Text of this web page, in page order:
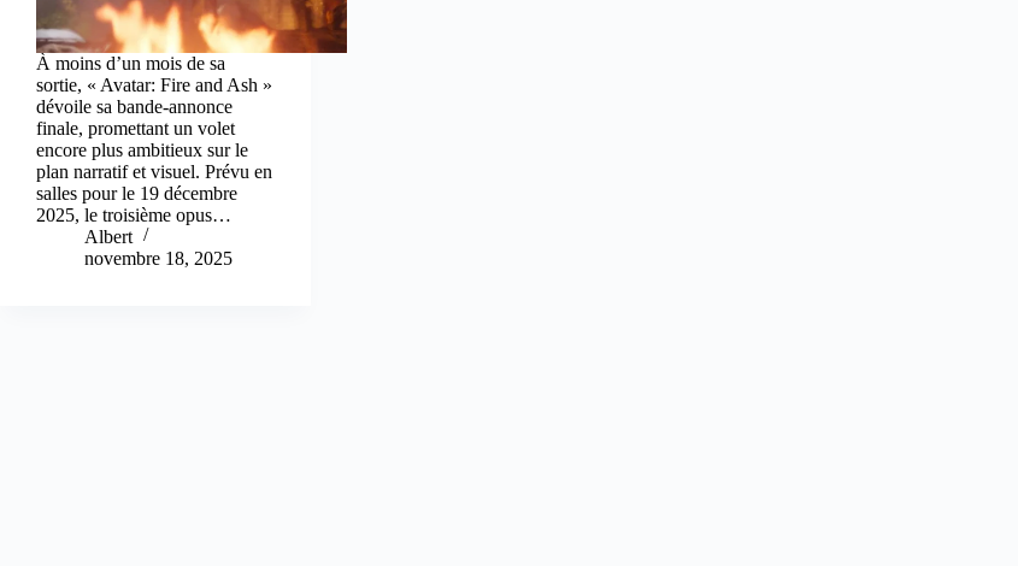
À moins d’un mois de sa
sortie, « Avatar: Fire and Ash »
dévoile sa bande-annonce
finale, promettant un volet
encore plus ambitieux sur le
plan narratif et visuel. Prévu en
salles pour le 19 décembre
2025, le troisième opus…
Albert
novembre 18, 2025